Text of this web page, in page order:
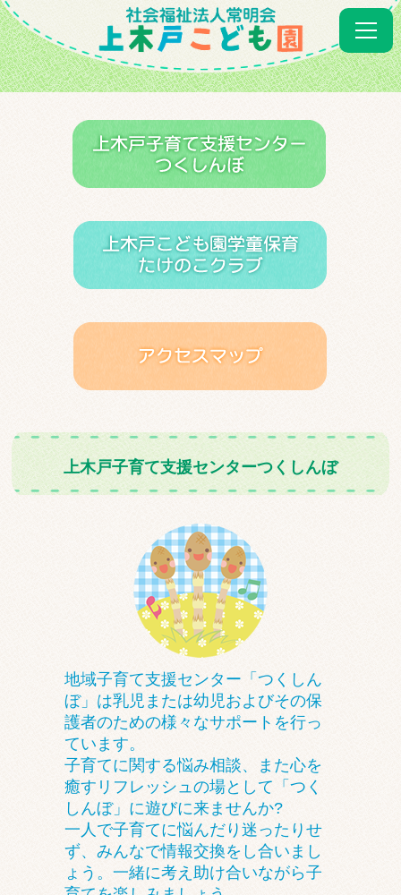
上木戸子育て支援センターつくしんぼ
地域子育て支援センター「つくしん
ぼ」は乳児または幼児およびその保
護者のための様々なサポートを行っ
ています。
子育てに関する悩み相談、また心を
癒すリフレッシュの場として「つく
しんぼ」に遊びに来ませんか?
一人で子育てに悩んだり迷ったりせ
ず、みんなで情報交換をし合いまし
ょう。一緒に考え助け合いながら子